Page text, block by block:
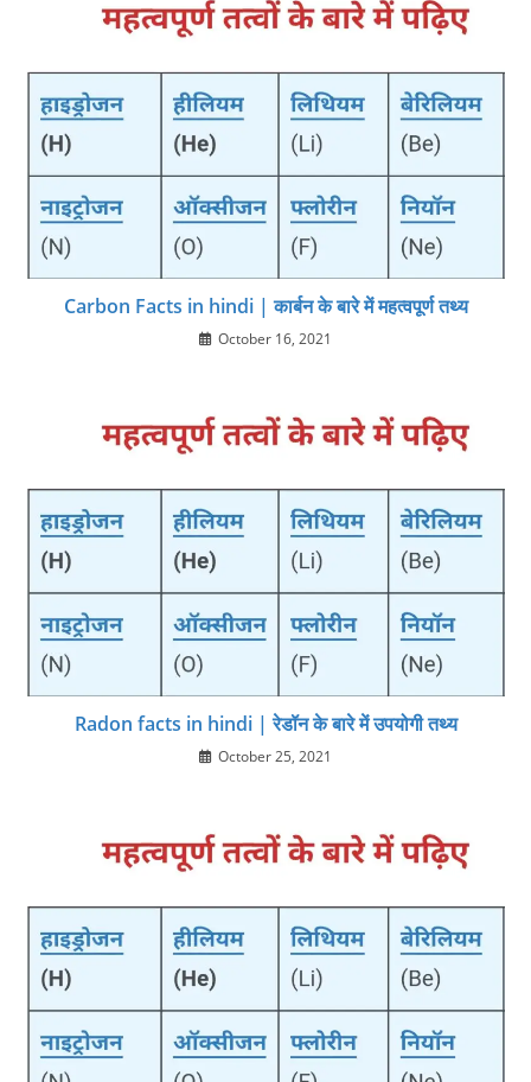
Carbon Facts in hindi | कार्बन के बारे में महत्‍वपूर्ण तथ्‍य
October 16, 2021
Radon facts in hindi | रेडॉन के बारे में उपयोगी तथ्‍य
October 25, 2021